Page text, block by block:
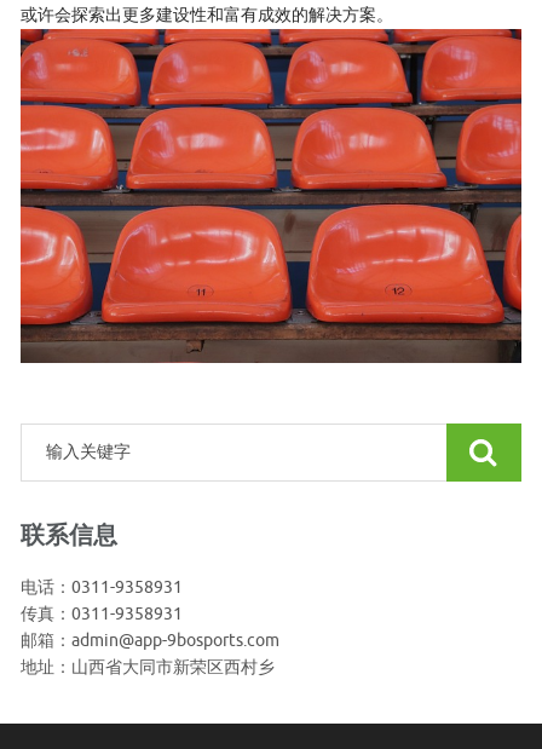
或许会探索出更多建设性和富有成效的解决方案。
联系信息
电话：0311-9358931
传真：0311-9358931
邮箱：admin@app-9bosports.com
地址：山西省大同市新荣区西村乡